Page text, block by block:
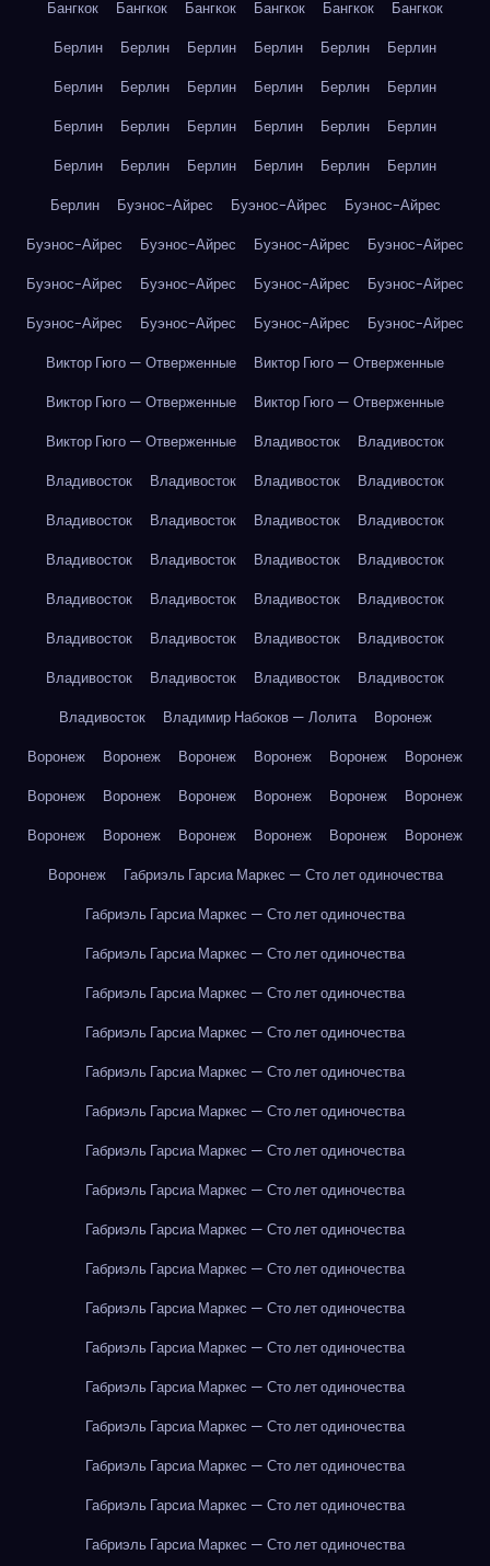
Бангкок Бангкок Бангкок Бангкок Бангкок
Бангкок
Берлин
Берлин Берлин Берлин Берлин
Берлин
Берлин
Берлин Берлин Берлин Берлин
Берлин
Берлин
Берлин Берлин Берлин Берлин
Берлин
Берлин
Берлин Берлин Берлин Берлин
Берлин
Берлин
Буэнос-Айрес Буэнос-Айрес
Буэнос-Айрес
Буэнос-Айрес
Буэнос-Айрес Буэнос-Айрес
Буэнос-Айрес
Буэнос-Айрес
Буэнос-Айрес Буэнос-Айрес
Буэнос-Айрес
Буэнос-Айрес
Буэнос-Айрес Буэнос-Айрес
Буэнос-Айрес
Виктор Гюго — Отверженные
Виктор Гюго — Отверженные
Виктор Гюго — Отверженные
Виктор Гюго — Отверженные
Виктор Гюго — Отверженные
Владивосток
Владивосток
Владивосток
Владивосток Владивосток
Владивосток
Владивосток
Владивосток Владивосток
Владивосток
Владивосток
Владивосток Владивосток
Владивосток
Владивосток
Владивосток Владивосток
Владивосток
Владивосток
Владивосток Владивосток
Владивосток
Владивосток
Владивосток Владивосток
Владивосток
Владивосток
Владимир Набоков — Лолита
Воронеж
Воронеж
Воронеж Воронеж Воронеж Воронеж
Воронеж
Воронеж
Воронеж Воронеж Воронеж Воронеж
Воронеж
Воронеж
Воронеж Воронеж Воронеж Воронеж
Воронеж
Воронеж
Габриэль Гарсиа Маркес — Сто лет одиночества
Габриэль Гарсиа Маркес — Сто лет одиночества
Габриэль Гарсиа Маркес — Сто лет одиночества
Габриэль Гарсиа Маркес — Сто лет одиночества
Габриэль Гарсиа Маркес — Сто лет одиночества
Габриэль Гарсиа Маркес — Сто лет одиночества
Габриэль Гарсиа Маркес — Сто лет одиночества
Габриэль Гарсиа Маркес — Сто лет одиночества
Габриэль Гарсиа Маркес — Сто лет одиночества
Габриэль Гарсиа Маркес — Сто лет одиночества
Габриэль Гарсиа Маркес — Сто лет одиночества
Габриэль Гарсиа Маркес — Сто лет одиночества
Габриэль Гарсиа Маркес — Сто лет одиночества
Габриэль Гарсиа Маркес — Сто лет одиночества
Габриэль Гарсиа Маркес — Сто лет одиночества
Габриэль Гарсиа Маркес — Сто лет одиночества
Габриэль Гарсиа Маркес — Сто лет одиночества
Габриэль Гарсиа Маркес — Сто лет одиночества